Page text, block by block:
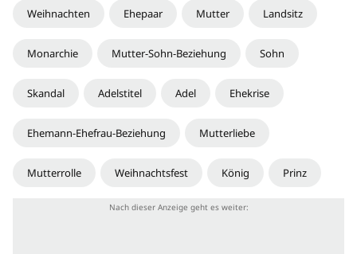
Weihnachten Ehepaar Mutter Landsitz
Monarchie Mutter-Sohn-Beziehung Sohn
Skandal Adelstitel Adel Ehekrise
Ehemann-Ehefrau-Beziehung Mutterliebe
Mutterrolle Weihnachtsfest König Prinz